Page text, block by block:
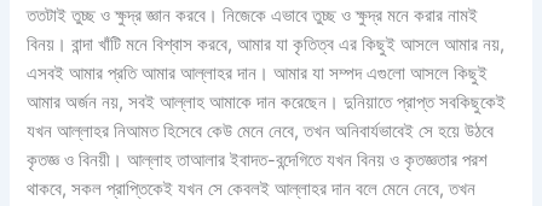
ততটাই তুচ্ছ ও ক্ষুদ্র জ্ঞান করবে। নিজেকে এভাবে তুচ্ছ ও ক্ষুদ্র মনে করার নামই
বিনয়। বান্দা খাঁটি মনে বিশ্বাস করবে, আমার যা কৃতিত্ব এর কিছুই আসলে আমার নয়,
এসবই আমার প্রতি আমার আল্লাহর দান। আমার যা সম্পদ এগুলো আসলে কিছুই
আমার অর্জন নয়, সবই আল্লাহ আমাকে দান করেছেন। দুনিয়াতে প্রাপ্ত সবকিছুকেই
যখন আল্লাহর নিআমত হিসেবে কেউ মেনে নেবে, তখন অনিবার্যভাবেই সে হয়ে উঠবে
কৃতজ্ঞ ও বিনয়ী। আল্লাহ তাআলার ইবাদত-বন্দেগিতে যখন বিনয় ও কৃতজ্ঞতার পরশ
থাকবে, সকল প্রাপ্তিকেই যখন সে কেবলই আল্লাহর দান বলে মেনে নেবে, তখন